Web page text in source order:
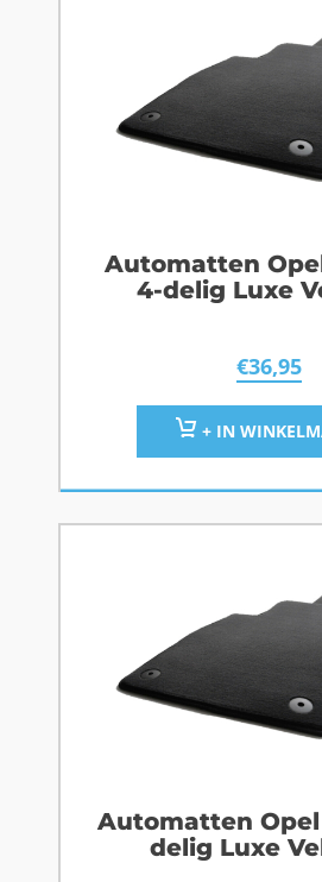
Automatten
4-delig Luxe
€36,95
+ IN
Automatten
delig Luxe